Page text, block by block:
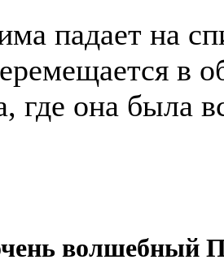
падает на
в
где она была
волшебный